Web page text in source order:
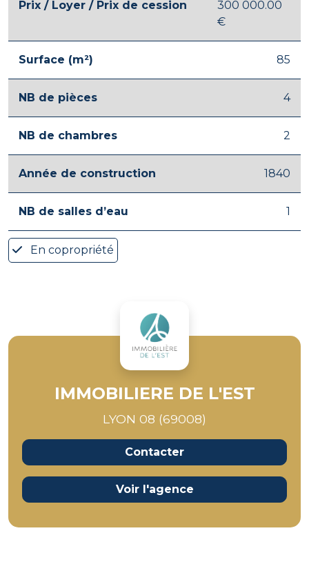
Prix / Loyer / Prix de cession
300 000.00
€
Surface (m²) 85
NB de pièces 4
NB de chambres 2
Année de construction 1840
NB de salles d’eau 1
En copropriété
IMMOBILIERE DE L'EST
LYON 08 (69008)
Contacter
Voir l'agence